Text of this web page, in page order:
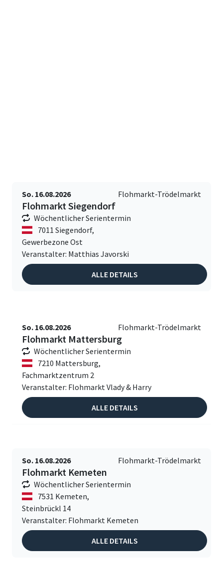
So. 16.08.2026 Flohmarkt-Trödelmarkt
Flohmarkt Siegendorf
Wöchentlicher Serientermin
7011 Siegendorf,
Gewerbezone Ost
Veranstalter: Matthias Javorski
ALLE DETAILS
So. 16.08.2026 Flohmarkt-Trödelmarkt
Flohmarkt Mattersburg
Wöchentlicher Serientermin
7210 Mattersburg,
Fachmarktzentrum 2
Veranstalter: Flohmarkt Vlady & Harry
ALLE DETAILS
So. 16.08.2026 Flohmarkt-Trödelmarkt
Flohmarkt Kemeten
Wöchentlicher Serientermin
7531 Kemeten,
Steinbrückl 14
Veranstalter: Flohmarkt Kemeten
ALLE DETAILS